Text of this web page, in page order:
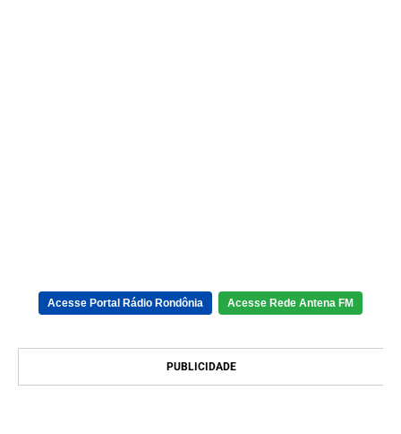
Acesse Portal Rádio Rondônia Acesse Rede Antena FM
PUBLICIDADE